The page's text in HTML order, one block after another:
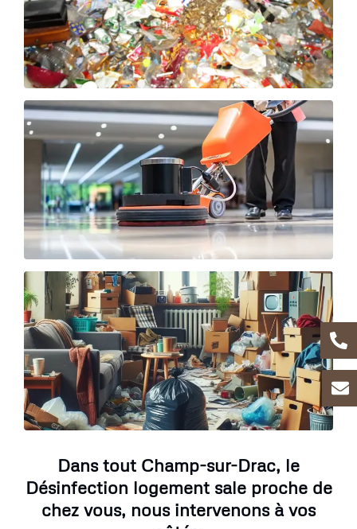
Dans tout Champ-sur-Drac, le
Désinfection logement sale proche de
chez vous, nous intervenons à vos